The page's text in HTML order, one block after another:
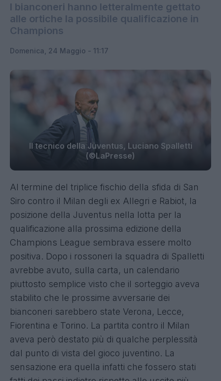
I bianconeri hanno letteralmente gettato
alle ortiche la possibile qualificazione in
Champions
Domenica, 24 Maggio - 11:17
Il tecnico della Juventus, Luciano Spalletti
(©LaPresse)
Al termine del triplice fischio della sfida di San
Siro contro il Milan degli ex Allegri e Rabiot, la
posizione della Juventus nella lotta per la
qualificazione alla prossima edizione della
Champions League sembrava essere molto
positiva. Dopo i rossoneri la squadra di Spalletti
avrebbe avuto, sulla carta, un calendario
piuttosto semplice visto che il sorteggio aveva
stabilito che le prossime avversarie dei
bianconeri sarebbero state Verona, Lecce,
Fiorentina e Torino. La partita contro il Milan
aveva però destato più di qualche perplessità
dal punto di vista del gioco juventino. La
sensazione era quella infatti che fossero stati